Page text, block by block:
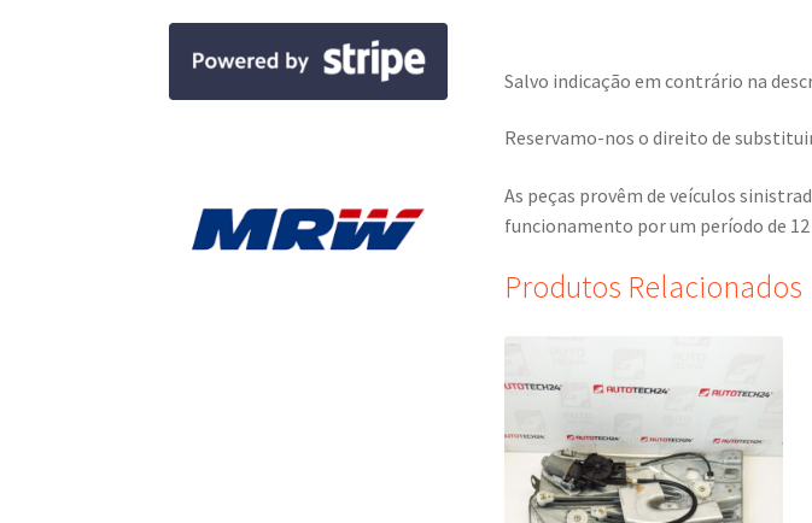
Salvo indicação em contrário na
Reservamo-nos o direito de
As peças provêm de veículos
funcionamento por um período de 12
Produtos Relacionados